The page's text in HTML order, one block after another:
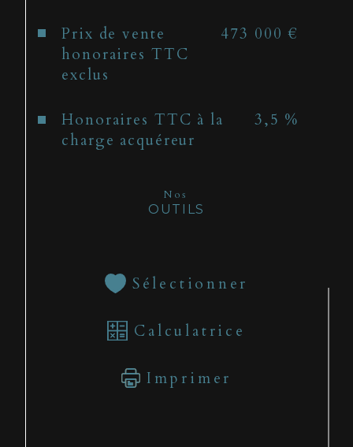
Prix de vente
honoraires TTC
exclus
473 000 €
Honoraires TTC à la
charge acquéreur
3,5 %
Nos
OUTILS
Sélectionner
Calculatrice
Imprimer